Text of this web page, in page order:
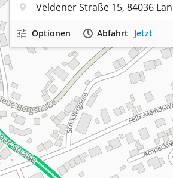
Optionen Abfahrt Jetzt